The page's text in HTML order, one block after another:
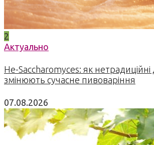
2
Актуально
Не-Saccharomyces: як нетрадиційні
змінюють сучасне пивоваріння
07.08.2026